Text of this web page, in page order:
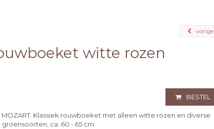
vorige
witte rozen
BESTEL
MOZART. Klassiek rouwboeket met alleen witte rozen en diverse
ca. 60 - 65 cm.